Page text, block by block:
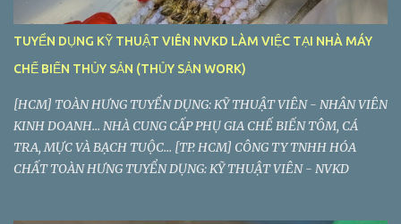
TUYỂN DỤNG KỸ THUẬT VIÊN NVKD LÀM VIỆC TẠI NHÀ MÁY
CHẾ BIẾN THỦY SẢN (THỦY SẢN WORK)
[HCM] TOÀN HƯNG TUYỂN DỤNG: KỸ THUẬT VIÊN - NHÂN VIÊN
KINH DOANH... NHÀ CUNG CẤP PHỤ GIA CHẾ BIẾN TÔM, CÁ
TRA, MỰC VÀ BẠCH TUỘC... [TP. HCM] CÔNG TY TNHH HÓA
CHẤT TOÀN HƯNG TUYỂN DỤNG: KỸ THUẬT VIÊN - NVKD